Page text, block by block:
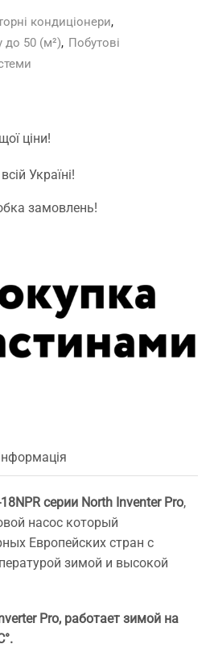
кондиціонери,
до 50 (м²), Побутові
ціни!
Україні!
замовлень!
18NPR серии North Inventer Pro,
насос который
Европейских стран с
зимой и высокой
Pro, работает зимой на